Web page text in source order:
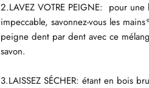
2.LAVEZ VOTRE PEIGNE: pour
impeccable, savonnez-vous les mains
peigne dent par dent avec ce
savon.
3.LAISSEZ SÉCHER: étant en bois